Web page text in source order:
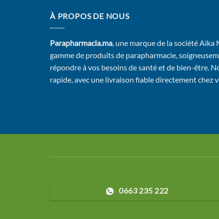
À PROPOS DE NOUS
Parapharmacia.ma , une marque de la société
gamme de produits de parapharmacie,
répondre à vos besoins de santé et de bien-être.
rapide, avec une livraison fiable directement chez
0663 235 222